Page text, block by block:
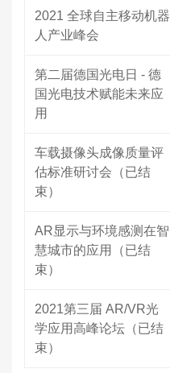
2021 全球自主移动机器
人产业峰会
第二届德国光电日 - 德
国光电技术赋能未来应
用
车载摄像头成像质量评
估标准研讨会（已结
束）
AR显示与环境感测在智
慧城市的应用（已结
束）
2021第三届 AR/VR光
学应用高峰论坛（已结
束）